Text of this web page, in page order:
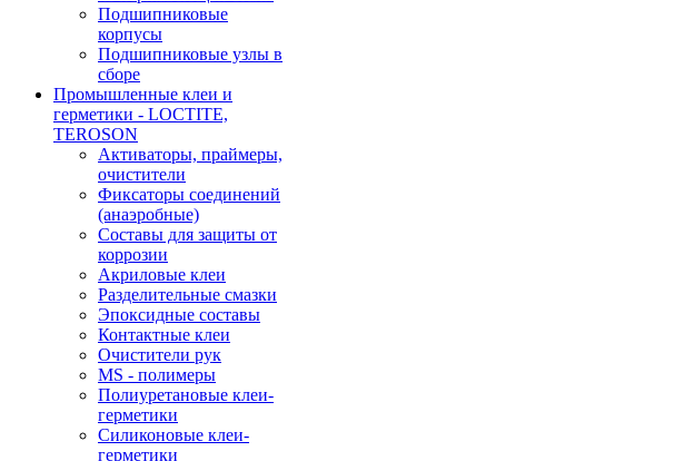
Подшипниковые
корпусы
Подшипниковые узлы в
сборе
Промышленные клеи и
герметики - LOCTITE,
TEROSON
Активаторы, праймеры,
очистители
Фиксаторы соединений
(анаэробные)
Составы для защиты от
коррозии
Акриловые клеи
Разделительные смазки
Эпоксидные составы
Контактные клеи
Очистители рук
MS - полимеры
Полиуретановые клеи-
герметики
Силиконовые клеи-
герметики